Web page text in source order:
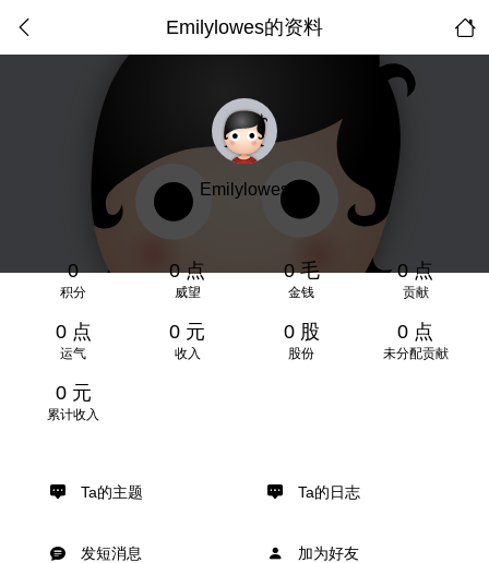
Emilylowes的资料
Emilylowes
0
积分
0 点
威望
0 毛
金钱
0 点
贡献
0 点
运气
0 元
收入
0 股
股份
0 点
未分配贡献
0 元
累计收入
Ta的主题 Ta的日志
发短消息 加为好友